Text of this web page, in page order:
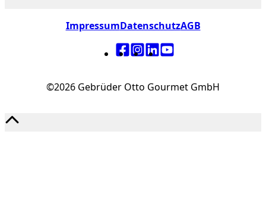
ImpressumDatenschutzAGB
©2026 Gebrüder Otto Gourmet GmbH